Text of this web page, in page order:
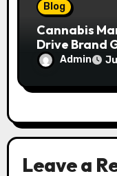
Blog
Cannabis
Drive Brand
TrustAdmin
Leave a